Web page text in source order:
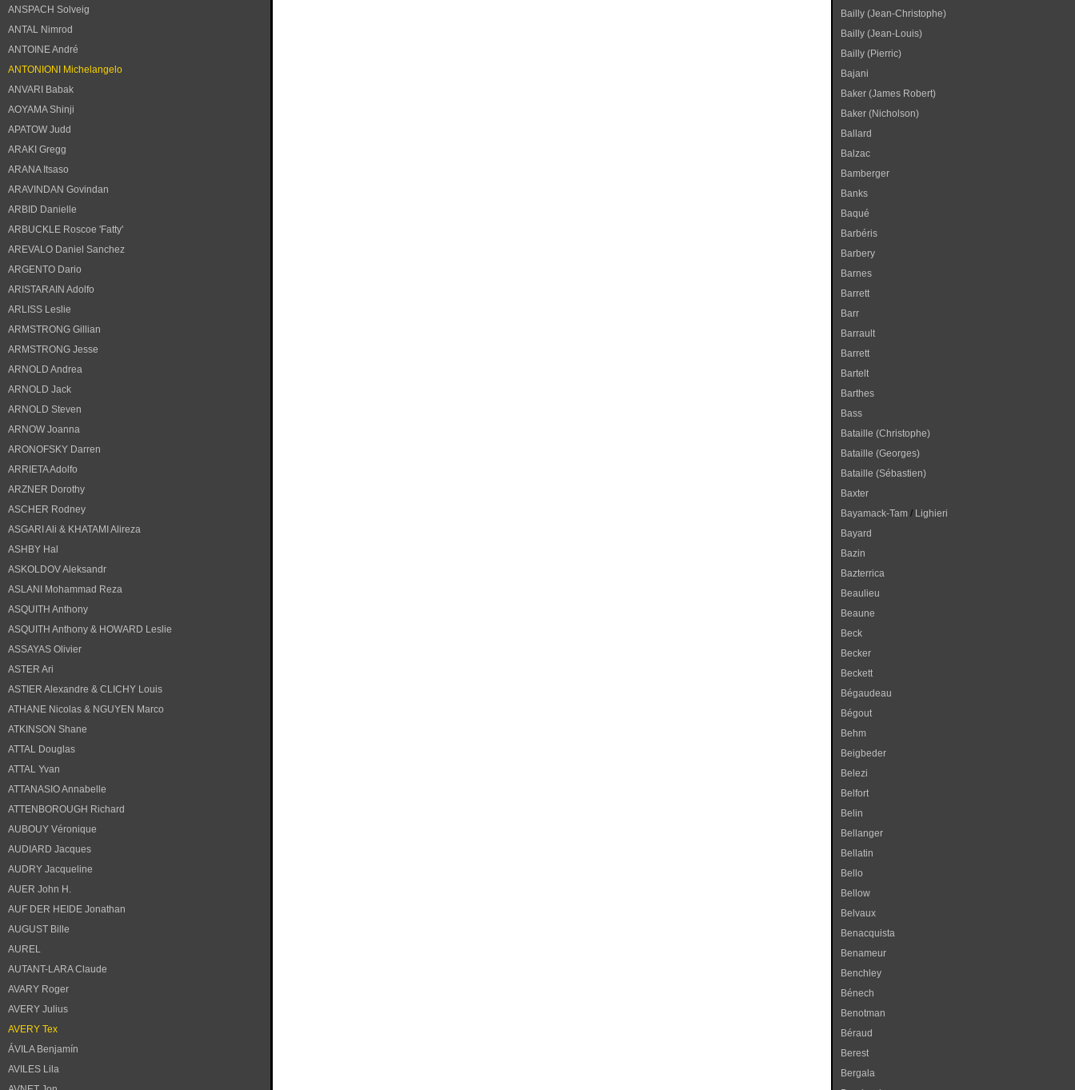
ANSPACH Solveig
ANTAL Nimrod
ANTOINE André
ANTONIONI Michelangelo
ANVARI Babak
AOYAMA Shinji
APATOW Judd
ARAKI Gregg
ARANA Itsaso
ARAVINDAN Govindan
ARBID Danielle
ARBUCKLE Roscoe 'Fatty'
AREVALO Daniel Sanchez
ARGENTO Dario
ARISTARAIN Adolfo
ARLISS Leslie
ARMSTRONG Gillian
ARMSTRONG Jesse
ARNOLD Andrea
ARNOLD Jack
ARNOLD Steven
ARNOW Joanna
ARONOFSKY Darren
ARRIETA Adolfo
ARZNER Dorothy
ASCHER Rodney
ASGARI Ali & KHATAMI Alireza
ASHBY Hal
ASKOLDOV Aleksandr
ASLANI Mohammad Reza
ASQUITH Anthony
ASQUITH Anthony & HOWARD Leslie
ASSAYAS Olivier
ASTER Ari
ASTIER Alexandre & CLICHY Louis
ATHANE Nicolas & NGUYEN Marco
ATKINSON Shane
ATTAL Douglas
ATTAL Yvan
ATTANASIO Annabelle
ATTENBOROUGH Richard
AUBOUY Véronique
AUDIARD Jacques
AUDRY Jacqueline
AUER John H.
AUF DER HEIDE Jonathan
AUGUST Bille
AUREL
AUTANT-LARA Claude
AVARY Roger
AVERY Julius
AVERY Tex
ÁVILA Benjamín
AVILES Lila
Bailly (Jean-Christophe)
Bailly (Jean-Louis)
Bailly (Pierric)
Bajani
Baker (James Robert)
Baker (Nicholson)
Ballard
Balzac
Bamberger
Banks
Baqué
Barbéris
Barbery
Barnes
Barrett
Barr
Barrault
Barrett
Bartelt
Barthes
Bass
Bataille (Christophe)
Bataille (Georges)
Bataille (Sébastien)
Baxter
Bayamack-Tam / Lighieri
Bayard
Bazin
Bazterrica
Beaulieu
Beaune
Beck
Becker
Beckett
Bégaudeau
Bégout
Behm
Beigbeder
Belezi
Belfort
Belin
Bellanger
Bellatin
Bello
Bellow
Belvaux
Benacquista
Benameur
Benchley
Bénech
Benotman
Béraud
Berest
Bergala